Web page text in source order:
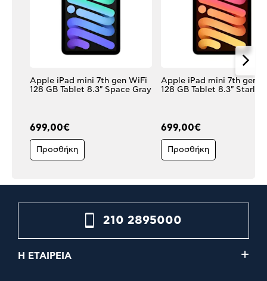
Apple iPad mini 7th gen WiFi
128 GB Tablet 8.3" Space Gray
699,00€
Προσθήκη
Apple iPad mini 7th gen
128 GB Tablet 8.3"
699,00€
Προσθήκη
210 2895000
Η ΕΤΑΙΡΕΙΑ